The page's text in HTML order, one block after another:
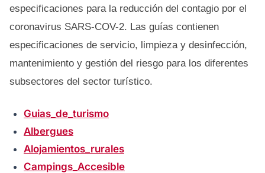
especificaciones para la reducción del contagio por el
coronavirus SARS-COV-2. Las guías contienen
especificaciones de servicio, limpieza y desinfección,
mantenimiento y gestión del riesgo para los diferentes
subsectores del sector turístico.
Guias_de_turismo
Albergues
Alojamientos_rurales
Campings_Accesible